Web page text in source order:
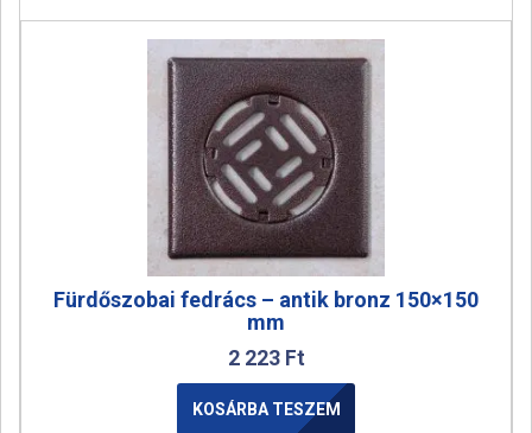
Fürdőszobai fedrács – antik bronz 150×150
mm
2 223 Ft
KOSÁRBA TESZEM